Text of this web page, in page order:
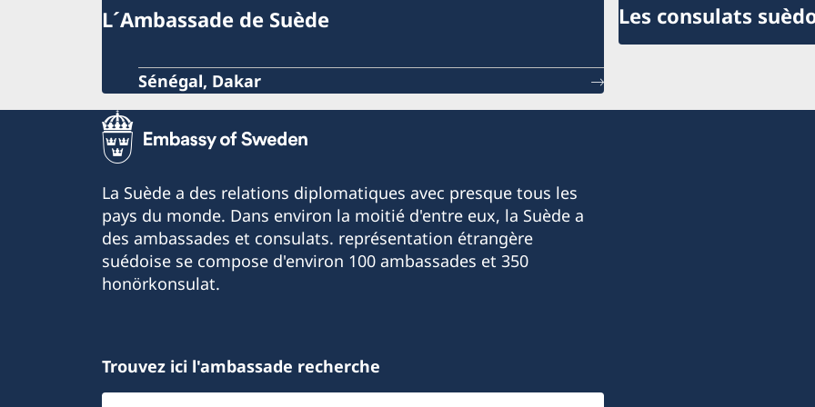
L´Ambassade de Suède
Sénégal, Dakar
Les consulats
La Suède a des relations diplomatiques avec presque tous les
pays du monde. Dans environ la moitié d'entre eux, la Suède a
des ambassades et consulats. représentation étrangère
suédoise se compose d'environ 100 ambassades et 350
honörkonsulat.
Trouvez ici l'ambassade recherche
Sélectionnezune